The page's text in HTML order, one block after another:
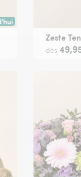
aujourd'hui (pour
Zeste
dès